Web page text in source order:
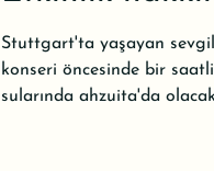
Stuttgart'ta yaşayan
konseri öncesinde bir
sularında ahzuita'da